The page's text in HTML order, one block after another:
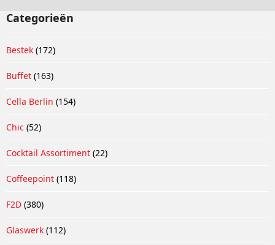
Categorieën
Bestek (172)
Buffet (163)
Cella Berlin (154)
Chic (52)
Cocktail Assortiment (22)
Coffeepoint (118)
F2D (380)
Glaswerk (112)